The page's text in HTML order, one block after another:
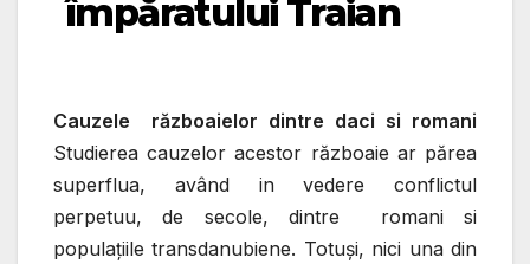
împăratului Traian
Cauzele războaielor dintre daci si romani
Studierea cauzelor acestor războaie ar părea
superflua, având in vedere conflictul
perpetuu, de secole, dintre romani si
populaţiile transdanubiene. Totuşi, nici una din